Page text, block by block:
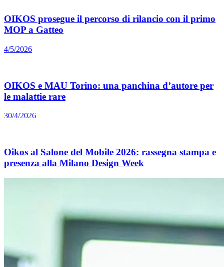
OIKOS prosegue il percorso di rilancio con il primo
MOP a Gatteo
4/5/2026
OIKOS e MAU Torino: una panchina d’autore per
le malattie rare
30/4/2026
Oikos al Salone del Mobile 2026: rassegna stampa e
presenza alla Milano Design Week